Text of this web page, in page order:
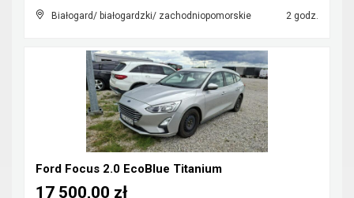
Białogard/ białogardzki/ zachodniopomorskie 2 godz.
Ford Focus 2.0 EcoBlue Titanium
17 500,00 zł